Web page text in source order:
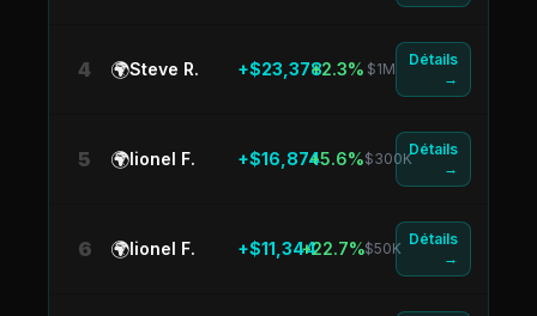
4 🌍Steve R. +$23,378+2.3% $1M
Détails
→
5 🌍lionel F. +$16,874+5.6%$300K
Détails
→
6 🌍lionel F. +$11,344+22.7%$50K
Détails
→